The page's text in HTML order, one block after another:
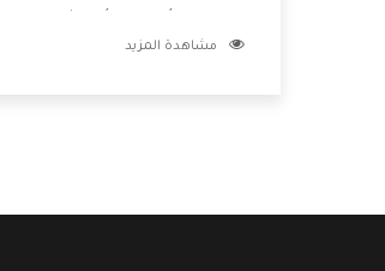
أفضل خدمات ما بعد البيع مع
مشاهدة المزيد